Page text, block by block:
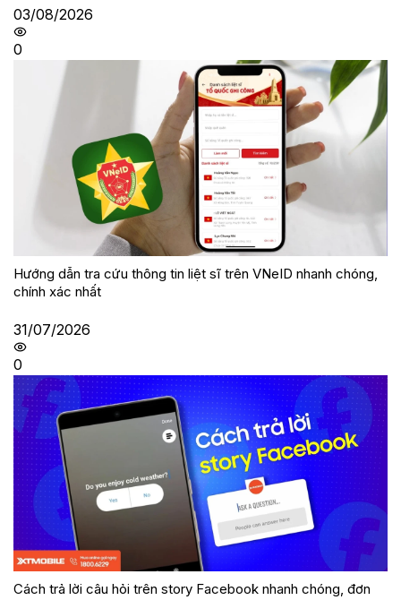
03/08/2026
0
Hướng dẫn tra cứu thông tin liệt sĩ trên VNeID nhanh chóng,
chính xác nhất
31/07/2026
0
Cách trả lời câu hỏi trên story Facebook nhanh chóng, đơn